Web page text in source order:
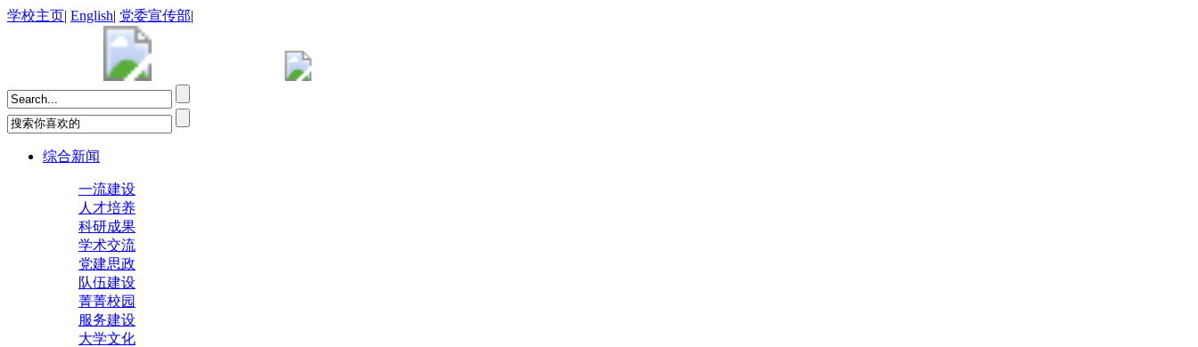
学校主页| English| 党委宣传部|
综合新闻
一流建设
人才培养
科研成果
学术交流
党建思政
队伍建设
菁菁校园
服务建设
大学文化